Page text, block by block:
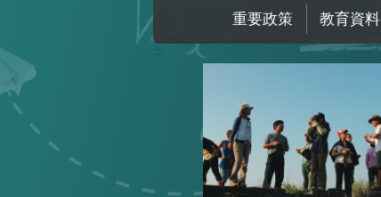
重要政策 教育資料
:::